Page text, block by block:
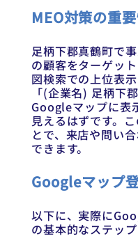
MEO対策の重
足柄下郡真鶴町で
の顧客をターゲッ
図検索での上位表
「(企業名) 足柄下
Googleマップに表
見えるはずです。
とで、来店や問い
できます。
Googleマップ
以下に、実際に
の基本的なステップ